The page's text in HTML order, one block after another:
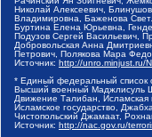
Николай Алексеевич,
Владимировна, Баженова
Буртина Елена Юрьевна,
Подузов Сергей Васильевич,
Добровольская Анна
Петрович, Полякова Мара
Источник: http://unro.minjust.ru/
* Единый федеральный список
Высший военный Маджлисуль
Движение Талибан,
Исламское государство,
Чистопольский Джамаат,
Источник: http://nac.gov.ru/